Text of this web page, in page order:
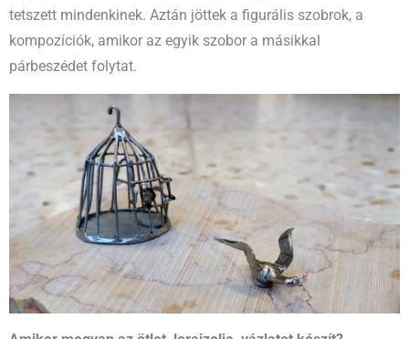
tetszett mindenkinek. Aztán jöttek a figurális szobrok, a
kompozíciók, amikor az egyik szobor a másikkal
párbeszédet folytat.